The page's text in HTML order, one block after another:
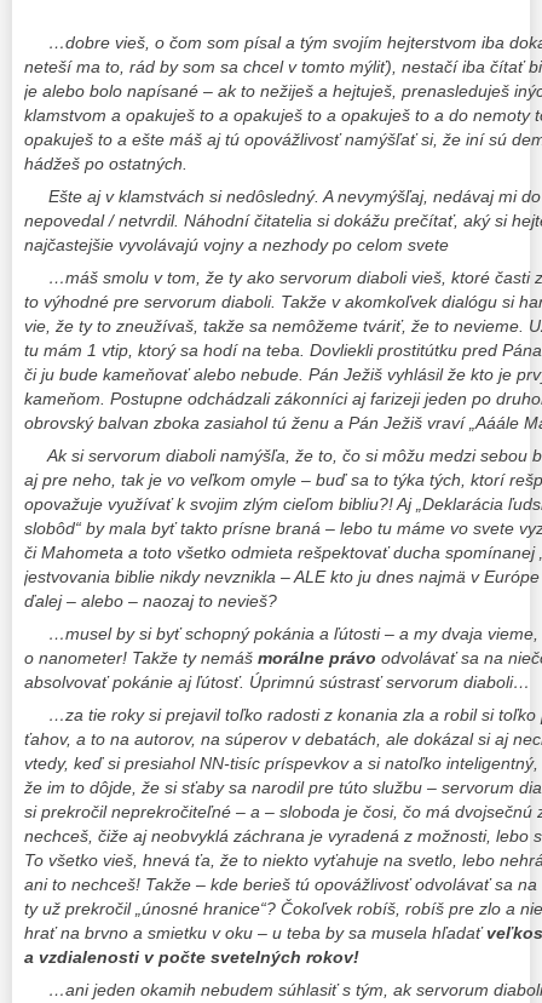
…dobre vieš, o čom som písal a tým svojím hejterstvom iba
neteší ma to, rád by som sa chcel v tomto mýliť), nestačí iba čítať
je alebo bolo napísané – ak to nežiješ a hejtuješ, prenasleduješ
klamstvom a opakuješ to a opakuješ to a opakuješ to a do nemoty
opakuješ to a ešte máš aj tú opovážlivosť namýšľať si, že iní sú
hádžeš po ostatných.
Ešte aj v klamstvách si nedôsledný. A nevymýšľaj, nedávaj mi
nepovedal / netvrdil. Náhodní čitatelia si dokážu prečítať, aký si
najčastejšie vyvolávajú vojny a nezhody po celom svete
…máš smolu v tom, že ty ako servorum diaboli vieš, ktoré časti
to výhodné pre servorum diaboli. Takže v akomkoľvek dialógu si
vie, že ty to zneužívaš, takže sa nemôžeme tváriť, že to nevieme.
tu mám 1 vtip, ktorý sa hodí na teba. Dovliekli prostitútku pred
či ju bude kameňovať alebo nebude. Pán Ježiš vyhlásil že kto je
kameňom. Postupne odchádzali zákonníci aj farizeji jeden po
obrovský balvan zboka zasiahol tú ženu a Pán Ježiš vraví „Aáále
Ak si servorum diaboli namýšľa, že to, čo si môžu medzi sebou
aj pre neho, tak je vo veľkom omyle – buď sa to týka tých, ktorí
opovažuje využívať k svojim zlým cieľom bibliu?! Aj „Deklarácia
slobôd“ by mala byť takto prísne braná – lebo tu máme vo svete
či Mahometa a toto všetko odmieta rešpektovať ducha spomínanej
jestvovania biblie nikdy nevznikla – ALE kto ju dnes najmä v
ďalej – alebo – naozaj to nevieš?
…musel by si byť schopný pokánia a ľútosti – a my dvaja vieme,
o nanometer! Takže ty nemáš morálne právo odvolávať sa na
absolvovať pokánie aj ľútosť. Úprimnú sústrasť servorum diaboli…
…za tie roky si prejavil toľko radosti z konania zla a robil si toľko
ťahov, a to na autorov, na súperov v debatách, ale dokázal si aj
vtedy, keď si presiahol NN-tisíc príspevkov a si natoľko
že im to dôjde, že si sťaby sa narodil pre túto službu – servorum
si prekročil neprekročiteľné – a – sloboda je čosi, čo má dvojsečnú
nechceš, čiže aj neobvyklá záchrana je vyradená z možnosti,
To všetko vieš, hnevá ťa, že to niekto vyťahuje na svetlo, lebo
ani to nechceš! Takže – kde berieš tú opovážlivosť odvolávať sa
ty už prekročil „únosné hranice“? Čokoľvek robíš, robíš pre zlo a
hrať na brvno a smietku v oku – u teba by sa musela hľadať
a vzdialenosti v počte svetelných rokov!
…ani jeden okamih nebudem súhlasiť s tým, ak servorum